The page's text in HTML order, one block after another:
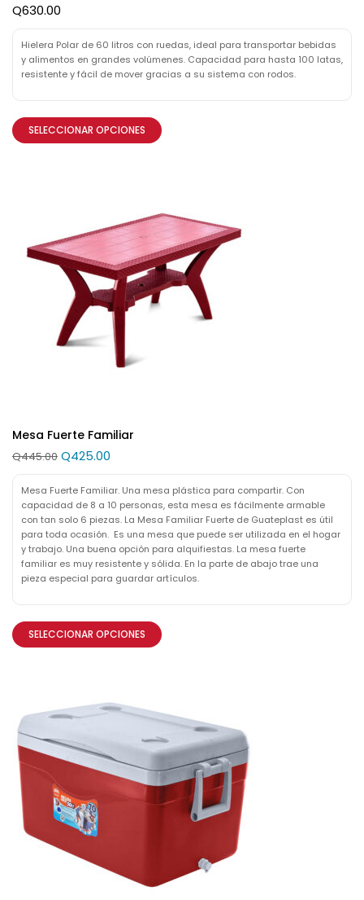
Q630.00
Hielera Polar de 60 litros con ruedas, ideal para transportar bebidas
y alimentos en grandes volúmenes. Capacidad para hasta 100 latas,
resistente y fácil de mover gracias a su sistema con rodos.
SELECCIONAR OPCIONES
Mesa Fuerte Familiar
Q445.00 Q425.00
Mesa Fuerte Familiar. Una mesa plástica para compartir. Con
capacidad de 8 a 10 personas, esta mesa es fácilmente armable
con tan solo 6 piezas. La Mesa Familiar Fuerte de Guateplast es útil
para toda ocasión. Es una mesa que puede ser utilizada en el hogar
y trabajo. Una buena opción para alquifiestas. La mesa fuerte
familiar es muy resistente y sólida. En la parte de abajo trae una
pieza especial para guardar artículos.
SELECCIONAR OPCIONES